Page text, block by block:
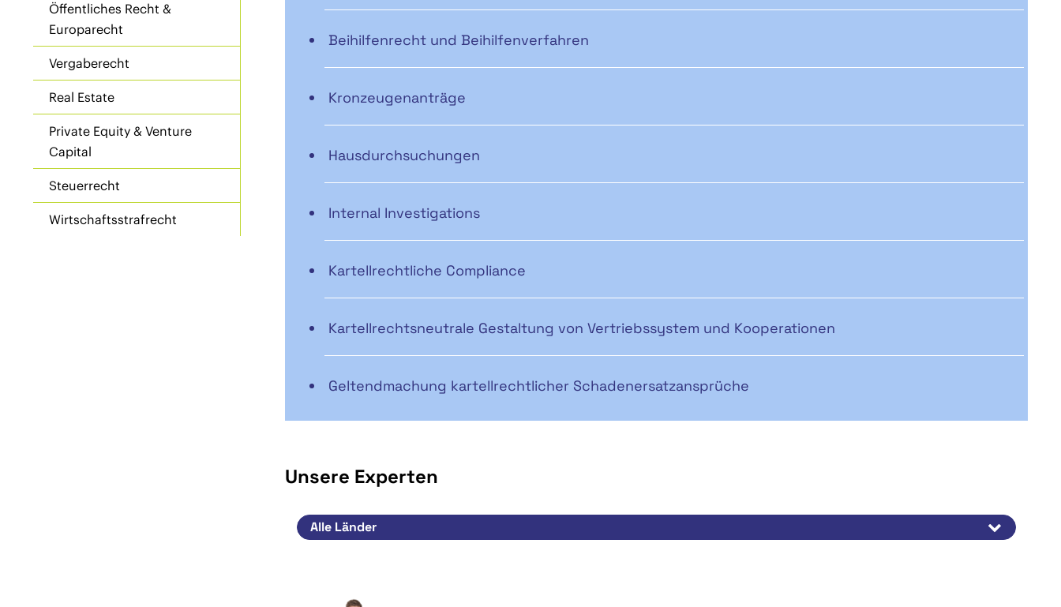
Öffentliches Recht &
Europarecht
Vergaberecht
Real Estate
Private Equity & Venture
Capital
Steuerrecht
Wirtschaftsstrafrecht
Beihilfenrecht und Beihilfenverfahren
Kronzeugenanträge
Hausdurchsuchungen
Internal Investigations
Kartellrechtliche Compliance
Kartellrechtsneutrale Gestaltung von Vertriebssystem und Kooperationen
Geltendmachung kartellrechtlicher Schadenersatzansprüche
Unsere Experten